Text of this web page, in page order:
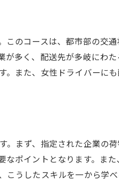
のコースは、都市部の交
多く、配送先が多岐にわ
また、女性ドライバーに
まず、指定された企業の
ポイントとなります。ま
うしたスキルを一から学